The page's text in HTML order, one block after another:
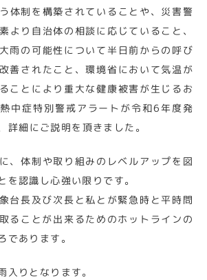
体制を構築されていることや、災害警
より自治体の相談に応じていること、
雨の可能性について半日前からの呼び
善されたこと、環境省において気温が
ことにより重大な健康被害が生じるお
中症特別警戒アラートが令和6年度発
詳細にご説明を頂きました。
、体制や取り組みのレベルアップを図
を認識し心強い限りです。
台長及び次長と私とが緊急時と平時問
ることが出来るためのホットラインの
であります。
入りとなります。